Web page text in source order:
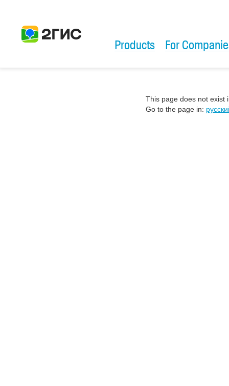
Products For
This page does not exist
Go to the page in: